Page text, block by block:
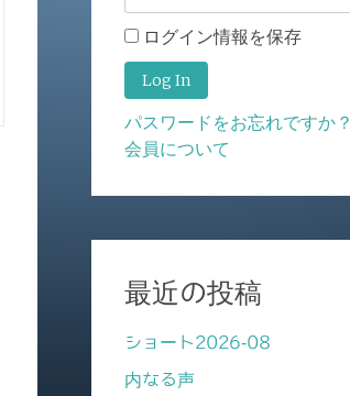
ログイン情報を保存
パスワードをお忘れですか？
会員について
最近の投稿
ショート2026-08
内なる声